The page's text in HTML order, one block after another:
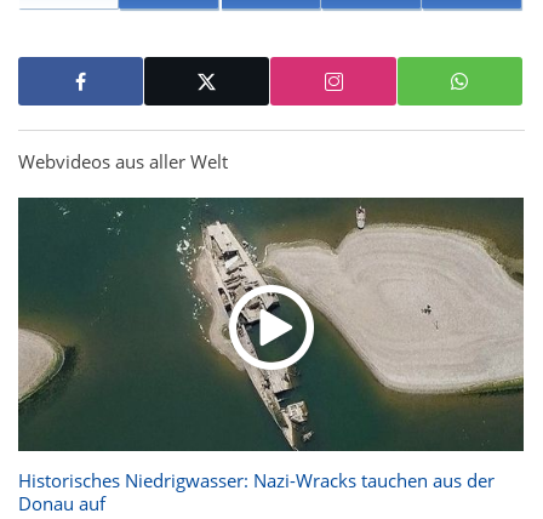
Webvideos aus aller Welt
Historisches Niedrigwasser: Nazi-Wracks tauchen aus der
Donau auf